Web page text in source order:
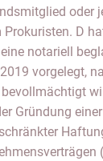
oder
D
notariell
vorgelegt,
Gründung